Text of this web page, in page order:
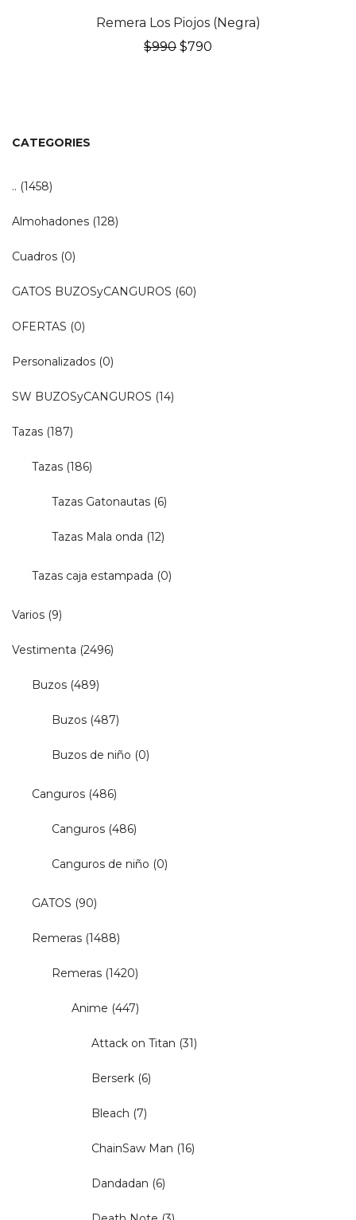
Remera Los Piojos (Negra)
$990 El
$790
CATEGORIES
.. (1458)
Almohadones (128)
Cuadros (0)
GATOS BUZOSyCANGUROS (60)
OFERTAS (0)
Personalizados (0)
SW BUZOSyCANGUROS (14)
Tazas (187)
Tazas (186)
Tazas Gatonautas (6)
Tazas Mala onda (12)
Tazas caja estampada (0)
Varios (9)
Vestimenta (2496)
Buzos (489)
Buzos (487)
Buzos de niño (0)
Canguros (486)
Canguros (486)
Canguros de niño (0)
GATOS (90)
Remeras (1488)
Remeras (1420)
Anime (447)
Attack on Titan (31)
Berserk (6)
Bleach (7)
ChainSaw Man (16)
Dandadan (6)